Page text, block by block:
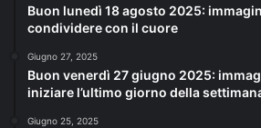
Buon lunedì 18 agosto 2025:
condividere con il cuore
Giugno 27, 2025
Buon venerdì 27 giugno 2025:
iniziare l’ultimo giorno della
Giugno 25, 2025